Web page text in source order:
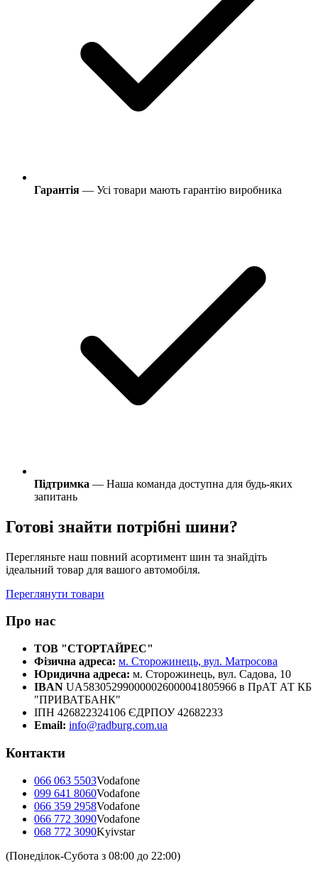
Гарантія — Усі товари мають гарантію виробника
Підтримка — Наша команда доступна для будь-яких
запитань
Готові знайти потрібні шини?
Перегляньте наш повний асортимент шин та знайдіть
ідеальний товар для вашого автомобіля.
Переглянути товари
Про нас
ТОВ "СТОРТАЙРЕС"
Фізична адреса: м. Сторожинець, вул. Матросова
Юридична адреса: м. Сторожинець, вул. Садова, 10
IBAN UA583052990000026000041805966 в ПрАТ АТ КБ
"ПРИВАТБАНК"
ІПН 426822324106 ЄДРПОУ 42682233
Email: info@radburg.com.ua
Контакти
066 063 5503Vodafone
099 641 8060Vodafone
066 359 2958Vodafone
066 772 3090Vodafone
068 772 3090Kyivstar
(Понеділок-Субота з 08:00 до 22:00)